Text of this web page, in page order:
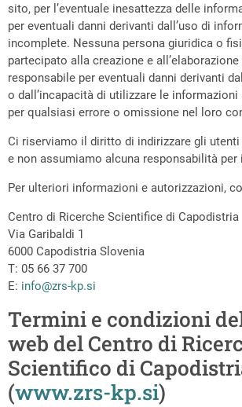
sito, per l’eventuale inesattezza delle
per eventuali danni derivanti dall’uso di
incomplete. Nessuna persona giuridica o
partecipato alla creazione e
responsabile per eventuali danni derivanti
o dall’incapacità di utilizzare le
per qualsiasi errore o omissione nel loro
Ci riserviamo il diritto di indirizzare gli
e non assumiamo alcuna responsabilità
Per ulteriori informazioni e autorizzazioni,
Centro di Ricerche Scientifice di Capodistria
Via Garibaldi 1
6000 Capodistria Slovenia
T: 05 66 37 700
E: info@zrs-kp.si
Termini e condizioni
web del Centro di
Scientifico di
(www.zrs-kp.si)